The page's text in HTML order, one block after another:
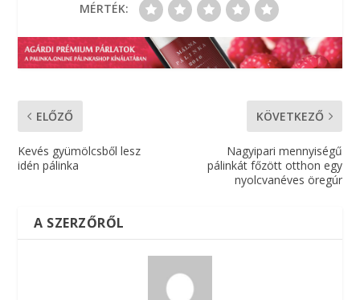
MÉRTÉK:
ELŐZŐ
Kevés gyümölcsből lesz
idén pálinka
KÖVETKEZŐ
Nagyipari mennyiségű
pálinkát főzött otthon egy
nyolcvanéves öregúr
A SZERZŐRŐL